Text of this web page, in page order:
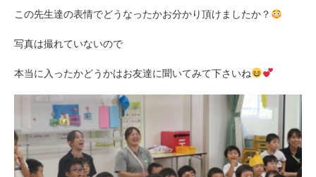
この先生達の表情でどうなったかお分かり頂けましたか？
写真は撮れていないので
本当に入ったかどうかはお友達に聞いてみて下さいね